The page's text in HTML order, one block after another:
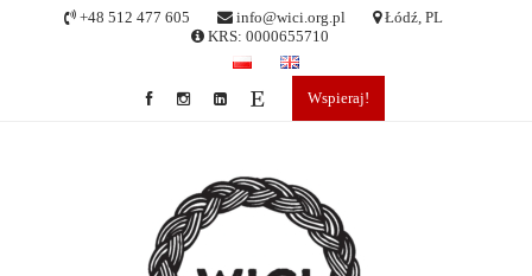
+48 512 477 605 info@wici.org.pl
Łódź, PL
KRS: 0000655710
Wspieraj!